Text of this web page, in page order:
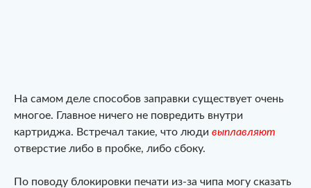
На самом деле способов заправки существует очень
многое. Главное ничего не повредить внутри
картриджа. Встречал такие, что люди выплавляют
отверстие либо в пробке, либо сбоку.
По поводу блокировки печати из-за чипа могу сказать